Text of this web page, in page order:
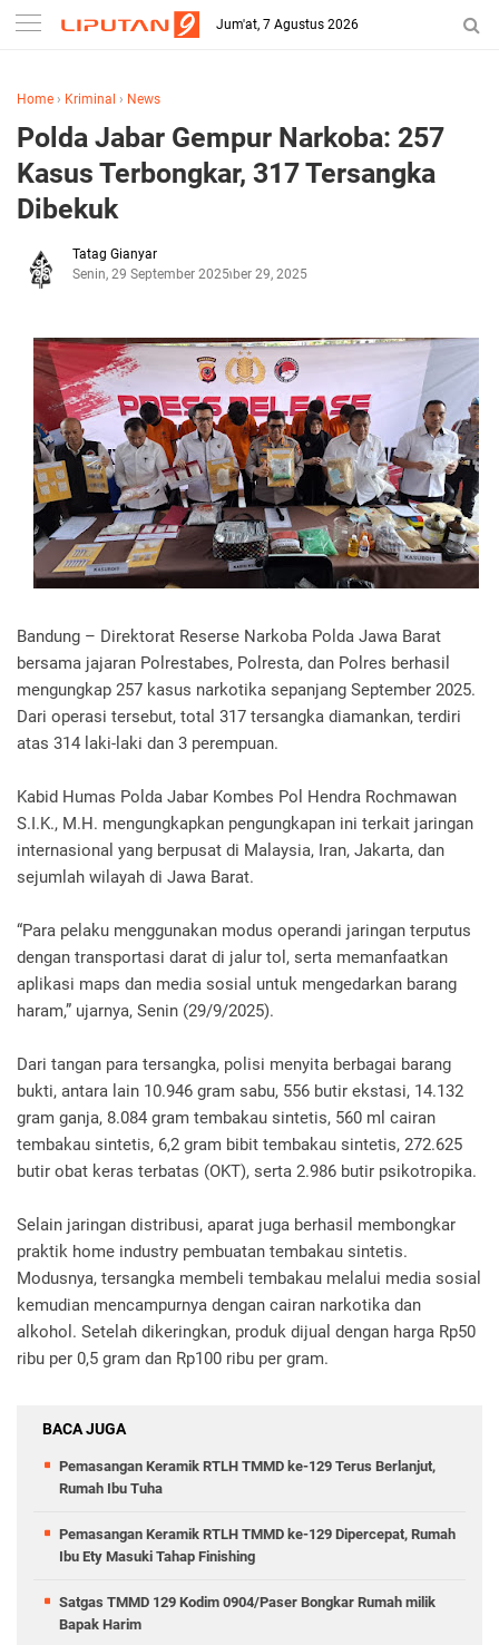
Jum'at, 7 Agustus 2026
Home › Kriminal › News
Polda Jabar Gempur Narkoba: 257
Kasus Terbongkar, 317 Tersangka
Dibekuk
Tatag Gianyar
Senin, 29 September 2025September 29, 2025
Bandung – Direktorat Reserse Narkoba Polda Jawa Barat
bersama jajaran Polrestabes, Polresta, dan Polres berhasil
mengungkap 257 kasus narkotika sepanjang September 2025.
Dari operasi tersebut, total 317 tersangka diamankan, terdiri
atas 314 laki-laki dan 3 perempuan.
Kabid Humas Polda Jabar Kombes Pol Hendra Rochmawan
S.I.K., M.H. mengungkapkan pengungkapan ini terkait jaringan
internasional yang berpusat di Malaysia, Iran, Jakarta, dan
sejumlah wilayah di Jawa Barat.
“Para pelaku menggunakan modus operandi jaringan terputus
dengan transportasi darat di jalur tol, serta memanfaatkan
aplikasi maps dan media sosial untuk mengedarkan barang
haram,” ujarnya, Senin (29/9/2025).
Dari tangan para tersangka, polisi menyita berbagai barang
bukti, antara lain 10.946 gram sabu, 556 butir ekstasi, 14.132
gram ganja, 8.084 gram tembakau sintetis, 560 ml cairan
tembakau sintetis, 6,2 gram bibit tembakau sintetis, 272.625
butir obat keras terbatas (OKT), serta 2.986 butir psikotropika.
Selain jaringan distribusi, aparat juga berhasil membongkar
praktik home industry pembuatan tembakau sintetis.
Modusnya, tersangka membeli tembakau melalui media sosial
kemudian mencampurnya dengan cairan narkotika dan
alkohol. Setelah dikeringkan, produk dijual dengan harga Rp50
ribu per 0,5 gram dan Rp100 ribu per gram.
BACA JUGA
Pemasangan Keramik RTLH TMMD ke-129 Terus Berlanjut,
Rumah Ibu Tuha
Pemasangan Keramik RTLH TMMD ke-129 Dipercepat, Rumah
Ibu Ety Masuki Tahap Finishing
Satgas TMMD 129 Kodim 0904/Paser Bongkar Rumah milik
Bapak Harim